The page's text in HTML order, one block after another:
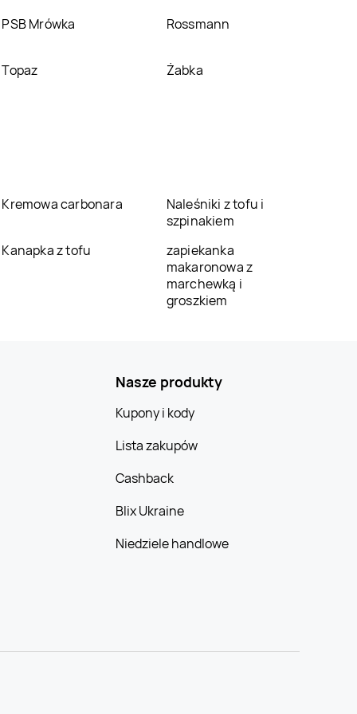
PSB Mrówka Rossmann
Topaz Żabka
Kremowa carbonara
Naleśniki z tofu i
szpinakiem
Kanapka z tofu
zapiekanka
makaronowa z
marchewką i
groszkiem
Nasze produkty
Kupony i kody
Lista zakupów
Cashback
Blix Ukraine
Niedziele handlowe